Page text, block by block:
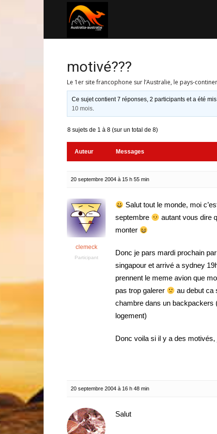
motivé???
Le 1er site francophone sur l’Australie, le pays-
Ce sujet contient 7 réponses, 2 participants et a été
10 mois.
8 sujets de 1 à 8 (sur un total de 8)
Auteur Messages
20 septembre 2004 à 15 h 55 min
clemeck
Participant
Salut tout le monde, moi
septembre
autant vous dire
monter
Donc je pars mardi prochain
singapour et arrivé a sydney
prennent le meme avion que
pas trop galerer
au debut ca
chambre dans un backpackers
logement)
Donc voila si il y a des
20 septembre 2004 à 16 h 48 min
Salut